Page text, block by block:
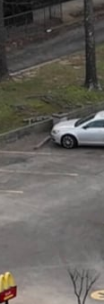
dove